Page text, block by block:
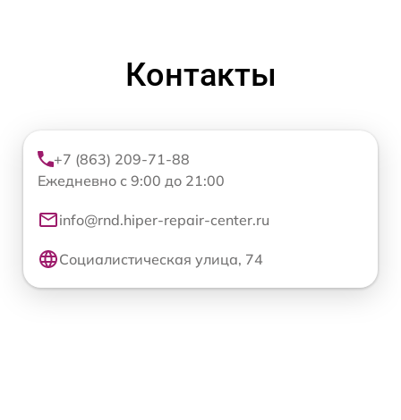
Контакты
+7 (863) 209-71-88
Ежедневно с 9:00 до 21:00
info@rnd.hiper-repair-center.ru
Социалистическая улица, 74